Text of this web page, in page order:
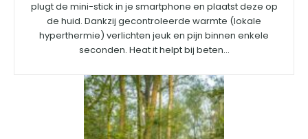
plugt de mini-stick in je smartphone en plaatst deze op
de huid. Dankzij gecontroleerde warmte (lokale
hyperthermie) verlichten jeuk en pijn binnen enkele
seconden. Heat it helpt bij beten...